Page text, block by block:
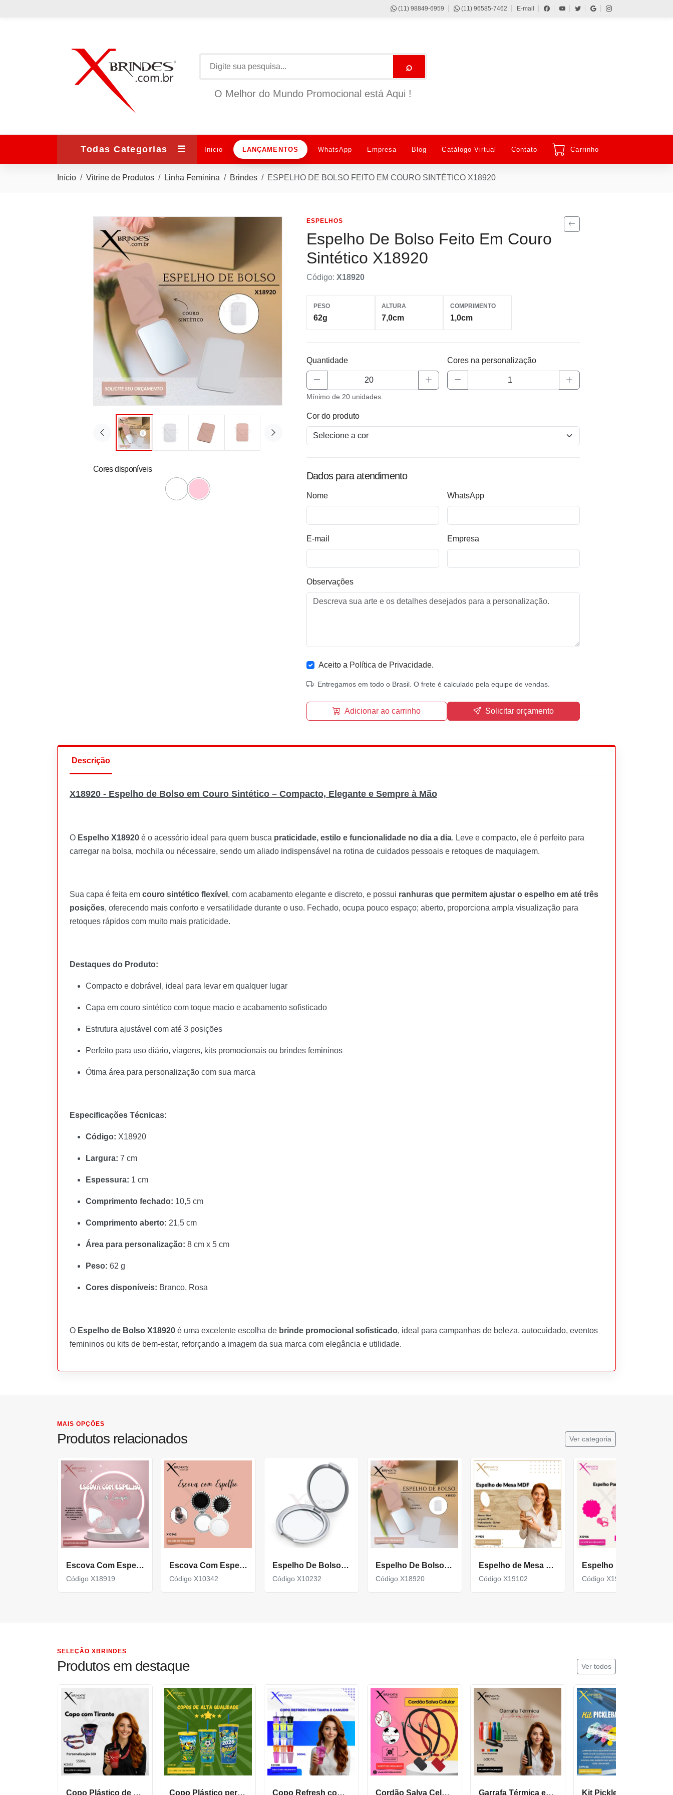
(11) 98849-6959 (11) 96585-7462 E-mail
⌕
O Melhor do Mundo Promocional está Aqui !
Todas Categorias ☰ Inicio LANÇAMENTOS WhatsApp Empresa Blog Catálogo Virtual Contato Carrinho
Início Vitrine de Produtos Linha Feminina Brindes ESPELHO DE BOLSO FEITO EM COURO SINTÉTICO X18920
Cores disponíveis
ESPELHOS
Espelho De Bolso Feito Em Couro
Sintético X18920
Código: X18920
PESO
62g
ALTURA
7,0cm
COMPRIMENTO
1,0cm
Quantidade
Mínimo de 20 unidades.
Cores na personalização
Cor do produto
Dados para atendimento
Nome WhatsApp
E-mail Empresa
Observações
Aceito a Política de Privacidade.
Entregamos em todo o Brasil. O frete é calculado pela equipe de vendas.
Adicionar ao carrinho Solicitar orçamento
Descrição
X18920 - Espelho de Bolso em Couro Sintético – Compacto, Elegante e Sempre à Mão
O Espelho X18920 é o acessório ideal para quem busca praticidade, estilo e funcionalidade no dia a dia. Leve e compacto, ele é perfeito para
carregar na bolsa, mochila ou nécessaire, sendo um aliado indispensável na rotina de cuidados pessoais e retoques de maquiagem.
Sua capa é feita em couro sintético flexível , com acabamento elegante e discreto, e possui ranhuras que permitem ajustar o espelho em até três
posições, oferecendo mais conforto e versatilidade durante o uso. Fechado, ocupa pouco espaço; aberto, proporciona ampla visualização para
retoques rápidos com muito mais praticidade.
Destaques do Produto:
Compacto e dobrável, ideal para levar em qualquer lugar
Capa em couro sintético com toque macio e acabamento sofisticado
Estrutura ajustável com até 3 posições
Perfeito para uso diário, viagens, kits promocionais ou brindes femininos
Ótima área para personalização com sua marca
Especificações Técnicas:
Código: X18920
Largura: 7 cm
Espessura: 1 cm
Comprimento fechado: 10,5 cm
Comprimento aberto: 21,5 cm
Área para personalização: 8 cm x 5 cm
Peso: 62 g
Cores disponíveis: Branco, Rosa
O Espelho de Bolso X18920 é uma excelente escolha de brinde promocional sofisticado, ideal para campanhas de beleza, autocuidado, eventos
femininos ou kits de bem-estar, reforçando a imagem da sua marca com elegância e utilidade.
MAIS OPÇÕES
Produtos relacionados Ver categoria
Escova Com Espelho Com Abertura Vertical Em Formato De Coracao X18919
Código X18919
Escova Com Espelho Redonda Em Plástico Resistente X10342
Código X10342
Espelho De Bolso Duplo Dobravel
Código X10232
Espelho De Bolso Feito Em Couro Sintético X18920
Código X18920
Espelho de Mesa em MDF Montável com moldura X19102
Código X19102 Código X19116
SELEÇÃO XBRINDES
Produtos em destaque Ver todos
Copo Plástico de 550 ML com Tirante Personalizado XCS552 Copo Plástico personalizado In Mold Label 360 XCS551 Copo Refresh com Tampa e Canudo possui capacidade de 500ml X14500 Cordão Salva Celular Universal De Qualidade Xcor600 Garrafa Térmica em Inox com Fundo de Cortiça X19011